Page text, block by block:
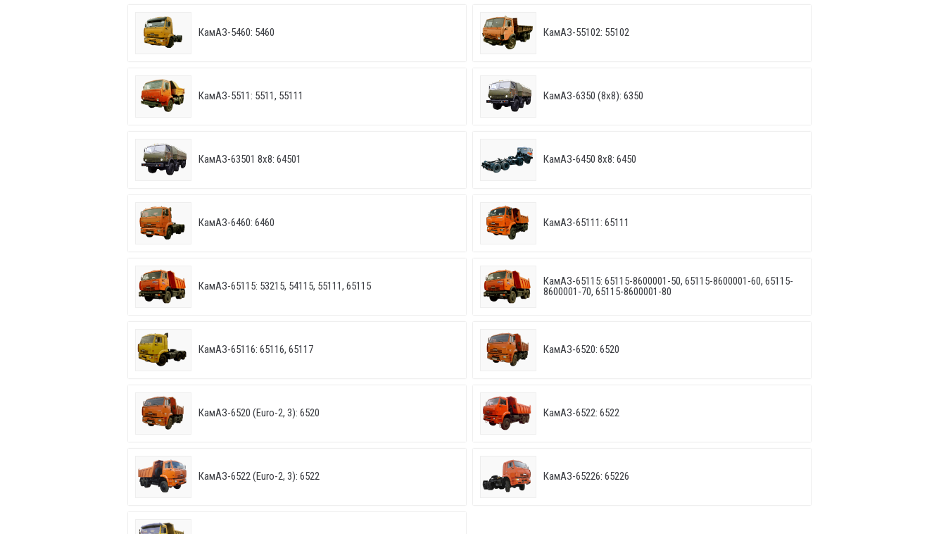
КамАЗ-5460: 5460 КамАЗ-55102: 55102
КамАЗ-5511: 5511, 55111 КамАЗ-6350 (8х8): 6350
КамАЗ-63501 8х8: 64501 КамАЗ-6450 8х8: 6450
КамАЗ-6460: 6460 КамАЗ-65111: 65111
КамАЗ-65115: 53215, 54115, 55111, 65115
КамАЗ-65115: 65115-8600001-50, 65115-8600001-60, 65115-
8600001-70, 65115-8600001-80
КамАЗ-65116: 65116, 65117 КамАЗ-6520: 6520
КамАЗ-6520 (Euro-2, 3): 6520 КамАЗ-6522: 6522
КамАЗ-6522 (Euro-2, 3): 6522 КамАЗ-65226: 65226